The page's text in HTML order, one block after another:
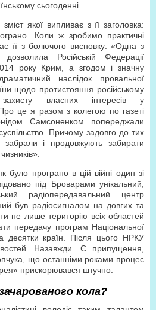
сьогоденні.
якої випливає з її заголовка:
Коли ж зробимо практичні
її з болючого висновку: «Одна з
Російській Федерації
року Крим, а згодом і значну
наслідок провальної
щодо протистояння російському
власних інтересів у
це я разом з колегою по газеті
Самсоненком попереджали
Причому задовго до тих
і продовжують забирати
було програно в цій війні один зі
під Броварами унікальний,
радіопередавальний центр
був радіосигналом на довгих та
не лише територію всіх областей
передачу програм Національної
десятки країн. Після цього НРКУ
Назавжди. Є припущення,
що останніми роками процес
прискорювався штучно.
кола?